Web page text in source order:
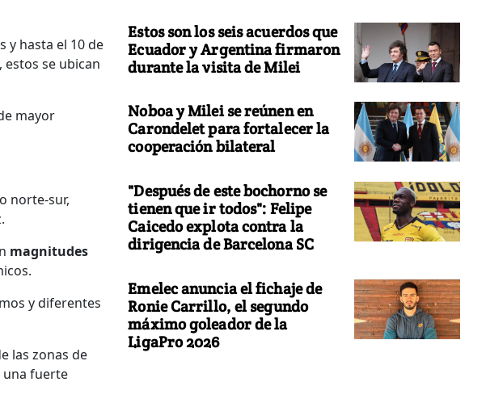
y hasta el 10 de
se ubican
mayor
norte-sur,
magnitudes
y diferentes
las zonas de
una fuerte
Estos son los seis acuerdos que
Ecuador y Argentina firmaron
durante la visita de Milei
Noboa y Milei se reúnen en
Carondelet para fortalecer la
cooperación bilateral
"Después de este bochorno se
tienen que ir todos": Felipe
Caicedo explota contra la
dirigencia de Barcelona SC
Emelec anuncia el fichaje de
Ronie Carrillo, el segundo
máximo goleador de la
LigaPro 2026